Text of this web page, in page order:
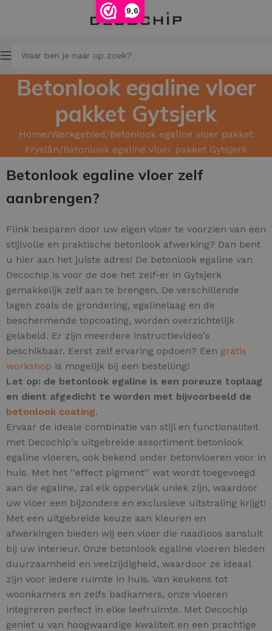
9,6
Betonlook egaline vloer
pakket Gytsjerk
Home Werkgebied Betonlook egaline vloer pakket
Fryslân Betonlook egaline vloer pakket Gytsjerk
Betonlook egaline vloer zelf
aanbrengen?
Flink besparen door uw eigen vloer te voorzien van een
stijlvolle en praktische betonlook afwerking? Dan bent
u hier aan het juiste adres! De betonlook egaline van
Decochip is voor de doe het zelf-er in Gytsjerk
gemakkelijk zelf aan te brengen. De verschillende
lagen zoals de grondering, egalinelaag en de
beschermende topcoating, worden overzichtelijk
gelabeld. Er zijn meerdere instructievideo's
beschikbaar. Eerst zelf ervaring opdoen? Een gratis
workshop is mogelijk bij een bestelling!
Let op: de betonlook egaline is een poreuze toplaag
en dient afgedicht te worden met bijvoorbeeld de
betonlook coating.
Ervaar de ideale combinatie van stijl en functionaliteit
met Decochip's uitgebreide assortiment betonlook
egaline vloeren, ook bekend onder betonvloeren voor in
huis. Met het ''effect pigment'' wat wordt toegevoegd
aan de egaline, zal elk oppervlak uniek zijn, waardoor
uw vloer een bijzondere en exclusieve uitstraling krijgt!
Met een uitgebreide keuze aan kleuren en
afwerkingen bieden wij een vloer die naadloos aansluit
bij uw interieur. Onze betonlook egaline vloeren bieden
duurzaamheid en veelzijdigheid, waardoor ze ideaal
zijn voor iedere ruimte in huis. Van keukens tot
woonkamers en zelfs badkamers, onze vloeren
integreren perfect in elke leefruimte. Met Decochip
geniet u van hoogwaardige kwaliteit en een prachtige